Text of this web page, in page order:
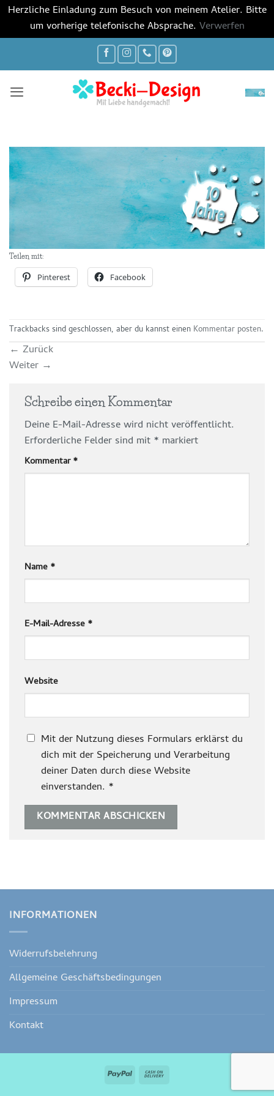
Herzliche Einladung zum Besuch von meinem Atelier. Bitte
um vorherige telefonische Absprache. Verwerfen
Teilen mit:
Pinterest Facebook
Trackbacks sind geschlossen, aber du kannst einen Kommentar posten.
← Zurück
Weiter →
Schreibe einen Kommentar
Deine E-Mail-Adresse wird nicht veröffentlicht.
Erforderliche Felder sind mit * markiert
Kommentar*
Name *
E-Mail-Adresse *
Website
Mit der Nutzung dieses Formulars erklärst du
dich mit der Speicherung und Verarbeitung
deiner Daten durch diese Website
einverstanden. *
INFORMATIONEN
Widerrufsbelehrung
Allgemeine Geschäftsbedingungen
Impressum
Kontakt
PayPal